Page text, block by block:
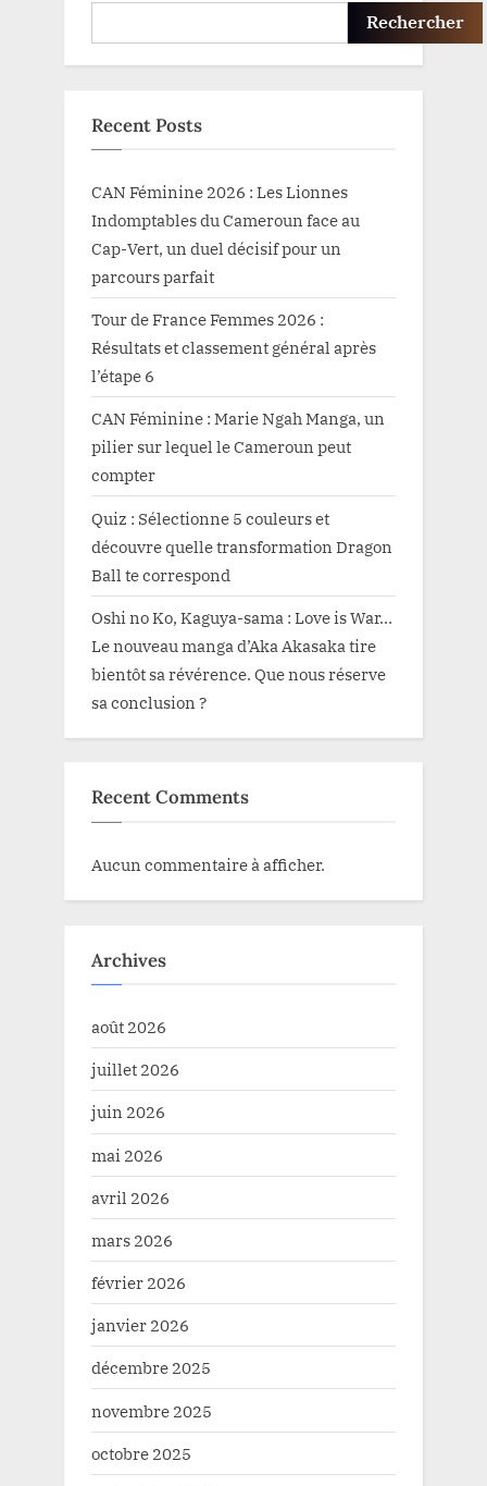
Rechercher
Recent Posts
CAN Féminine 2026 : Les Lionnes
Indomptables du Cameroun face au
Cap-Vert, un duel décisif pour un
parcours parfait
Tour de France Femmes 2026 :
Résultats et classement général après
l’étape 6
CAN Féminine : Marie Ngah Manga, un
pilier sur lequel le Cameroun peut
compter
Quiz : Sélectionne 5 couleurs et
découvre quelle transformation Dragon
Ball te correspond
Oshi no Ko, Kaguya-sama : Love is War…
Le nouveau manga d’Aka Akasaka tire
bientôt sa révérence. Que nous réserve
sa conclusion ?
Recent Comments
Aucun commentaire à afficher.
Archives
août 2026
juillet 2026
juin 2026
mai 2026
avril 2026
mars 2026
février 2026
janvier 2026
décembre 2025
novembre 2025
octobre 2025